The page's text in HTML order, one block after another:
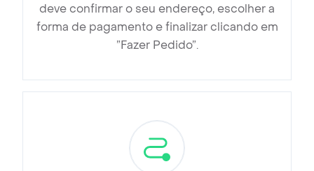
deve confirmar o seu endereço, escolher a
forma de pagamento e finalizar clicando em
”Fazer Pedido”.